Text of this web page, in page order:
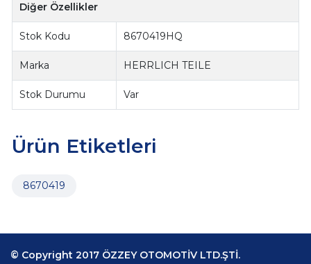
Diğer Özellikler
Stok Kodu 8670419HQ
Marka HERRLICH TEILE
Stok Durumu Var
Ürün Etiketleri
8670419
© Copyright 2017 ÖZZEY OTOMOTİV LTD.ŞTİ.